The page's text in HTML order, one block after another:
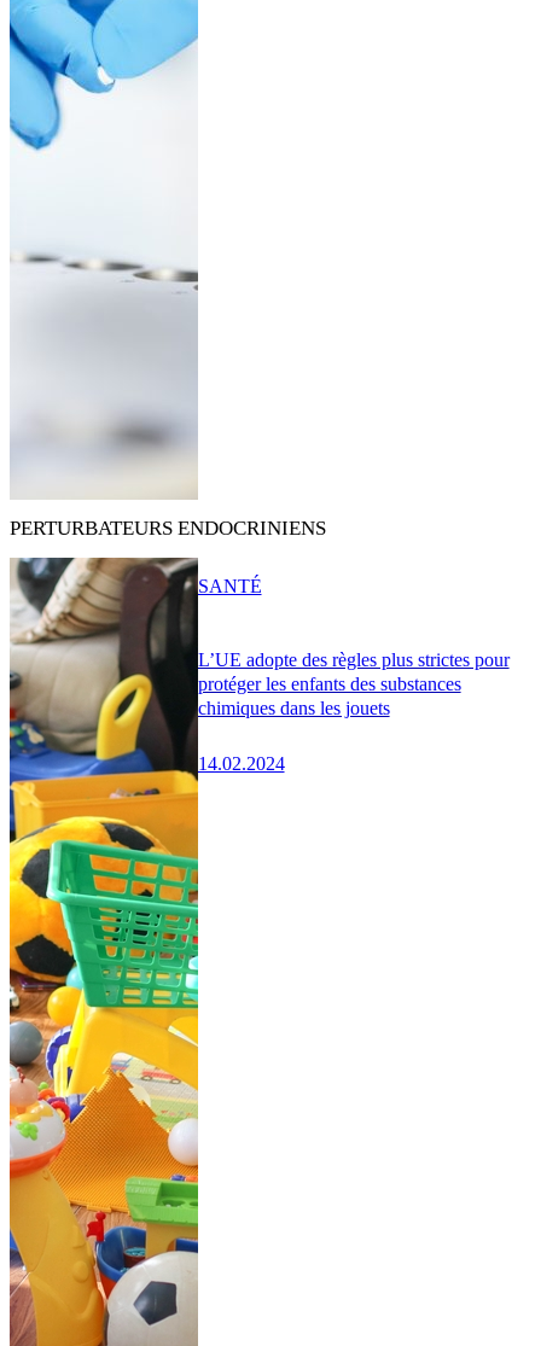
PERTURBATEURS ENDOCRINIENS
L’UE adopte des règles plus strictes pour
protéger les enfants des substances
chimiques dans les jouets
14.02.2024
SANTÉ